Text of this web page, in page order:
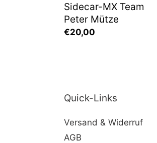
Sidecar-MX Team
Peter Mütze
Normaler
€20,00
Quick-Links
Versand & Widerruf
AGB